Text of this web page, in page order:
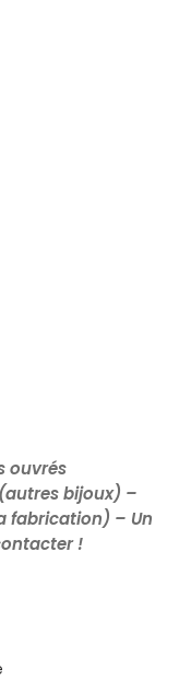
ouvrés
bijoux) –
fabrication) – Un
!